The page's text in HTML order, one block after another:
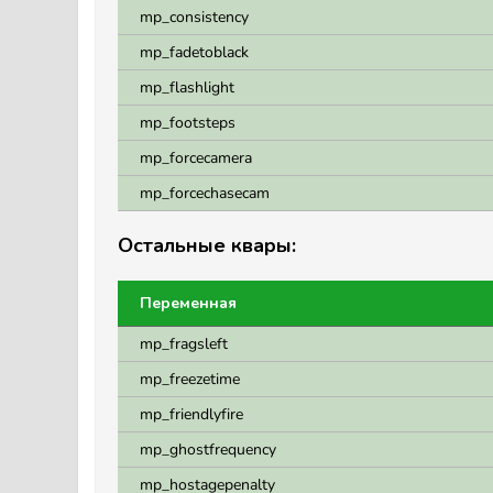
mp_consistency
mp_fadetoblack
mp_flashlight
mp_footsteps
mp_forcecamera
mp_forcechasecam
Остальные квары:
Переменная
mp_fragsleft
mp_freezetime
mp_friendlyfire
mp_ghostfrequency
mp_hostagepenalty